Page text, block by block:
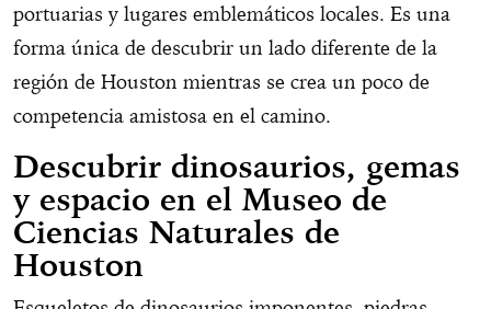
portuarias y lugares emblemáticos locales. Es una
forma única de descubrir un lado diferente de la
región de Houston mientras se crea un poco de
competencia amistosa en el camino.
Descubrir dinosaurios, gemas
y espacio en el Museo de
Ciencias Naturales de
Houston